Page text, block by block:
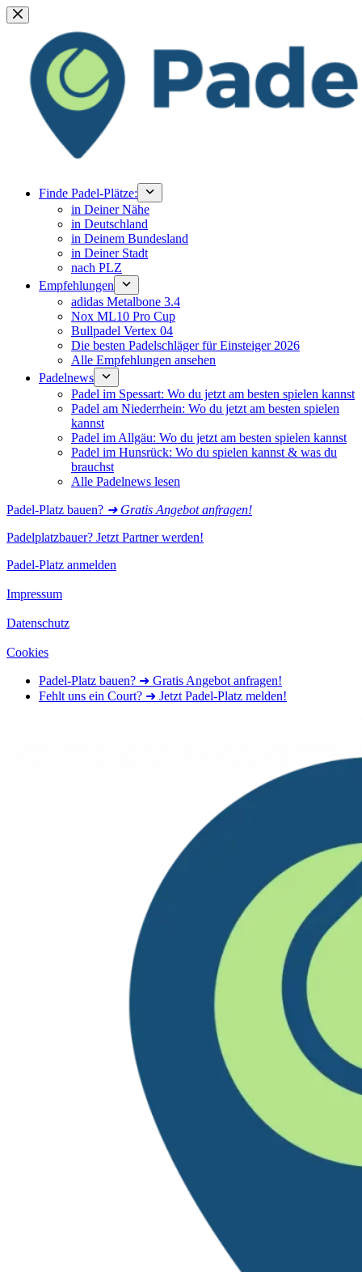
Zum
Inhalt
springen
Finde Padel-Plätze:
in Deiner Nähe
in Deutschland
in Deinem Bundesland
in Deiner Stadt
nach PLZ
Empfehlungen
adidas Metalbone 3.4
Nox ML10 Pro Cup
Bullpadel Vertex 04
Die besten Padelschläger für Einsteiger 2026
Alle Empfehlungen ansehen
Padelnews
Padel im Spessart: Wo du jetzt am besten spielen kannst
Padel am Niederrhein: Wo du jetzt am besten spielen
kannst
Padel im Allgäu: Wo du jetzt am besten spielen kannst
Padel im Hunsrück: Wo du spielen kannst & was du
brauchst
Alle Padelnews lesen
Padel-Platz bauen? ➜ Gratis Angebot anfragen!
Padelplatzbauer? Jetzt Partner werden!
Padel-Platz anmelden
Impressum
Datenschutz
Cookies
Padel-Platz bauen? ➜ Gratis Angebot anfragen!
Fehlt uns ein Court? ➜ Jetzt Padel-Platz melden!